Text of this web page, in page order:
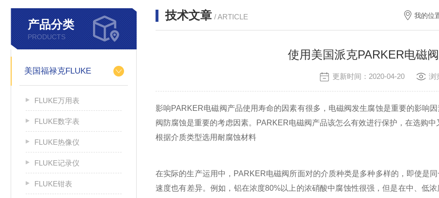
产品分类
PRODUCTS
美国福禄克FLUKE
FLUKE万用表
FLUKE数字表
FLUKE热像仪
FLUKE记录仪
FLUKE钳表
技术文章 / ARTICLE 我的位
使用美国派克PARKER电磁
更新时间：2020-04-20 浏
影响PARKER电磁阀产品使用寿命的因素有很多，电磁阀发生腐蚀是重要的影响
阀防腐蚀是重要的考虑因素。PARKER电磁阀产品该怎么有效进行保护，在选购中
根据介质类型选用耐腐蚀材料
在实际的生产运用中，PARKER电磁阀所面对的介质种类是多种多样的，即使是
速度也有差异。例如，铝在浓度80%以上的浓硝酸中腐蚀性很强，但是在中、低